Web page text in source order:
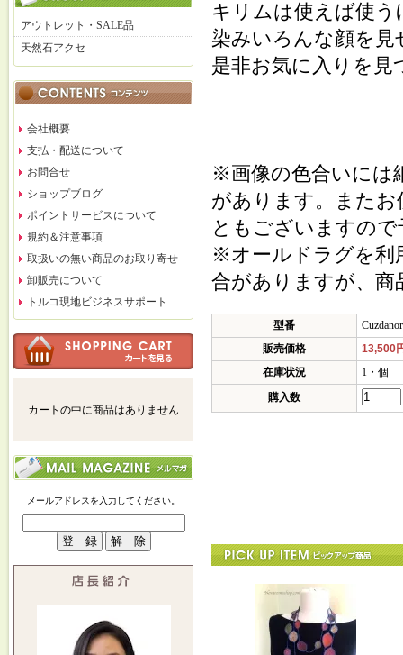
アウトレット・SALE品
天然石アクセ
会社概要
支払・配送について
お問合せ
ショップブログ
ポイントサービスについて
規約＆注意事項
取扱いの無い商品のお取り寄せ
卸販売について
トルコ現地ビジネスサポート
カートの中に商品はありません
メールアドレスを入力してください。
キリムは使えば使
染みいろんな顔を
是非お気に入りを
※画像の色合いには
があります。また
ともございますの
※オールドラグを利
合がありますが、商
型番
販売価格
13,500
在庫状況
1・個
購入数